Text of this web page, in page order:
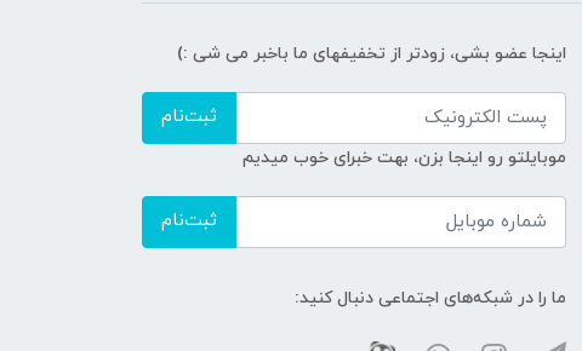
اینجا عضو بشی، زودتر از تخفیفهای ما باخبر می شی :)
ثبت‌نام
موبایلتو رو اینجا بزن، بهت خبرای خوب میدیم
ثبت‌نام
ما را در شبکه‌های اجتماعی دنبال کنید: